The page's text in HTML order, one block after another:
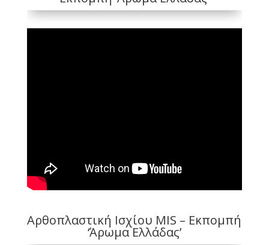
Αρθοπλαστική Ισχίου MIS – Εκπομπή
‘Άρωμα Ελλάδας’